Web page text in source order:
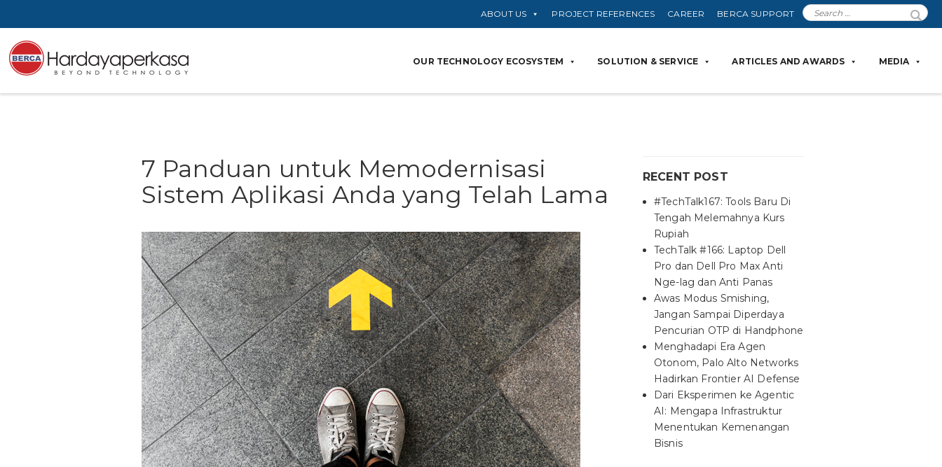
ABOUT US PROJECT REFERENCES CAREER BERCA SUPPORT
OUR TECHNOLOGY ECOSYSTEM SOLUTION & SERVICE ARTICLES AND AWARDS MEDIA
7 Panduan untuk Memodernisasi
Sistem Aplikasi Anda yang Telah Lama
RECENT POST
#TechTalk167: Tools Baru Di
Tengah Melemahnya Kurs
Rupiah
TechTalk #166: Laptop Dell
Pro dan Dell Pro Max Anti
Nge-lag dan Anti Panas
Awas Modus Smishing,
Jangan Sampai Diperdaya
Pencurian OTP di Handphone
Menghadapi Era Agen
Otonom, Palo Alto Networks
Hadirkan Frontier AI Defense
Dari Eksperimen ke Agentic
AI: Mengapa Infrastruktur
Menentukan Kemenangan
Bisnis